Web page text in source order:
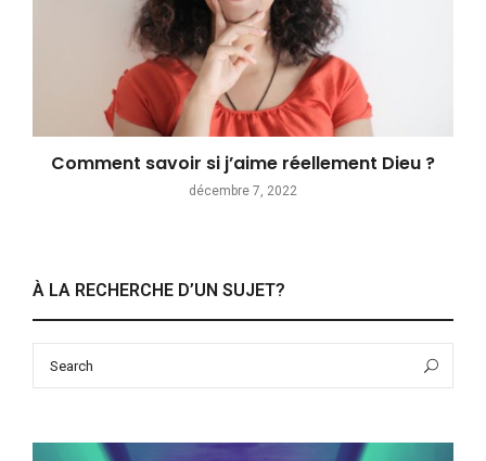
Comment savoir si j’aime réellement Dieu ?
décembre 7, 2022
À LA RECHERCHE D’UN SUJET?